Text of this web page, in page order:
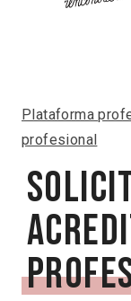
Plataforma
profesional